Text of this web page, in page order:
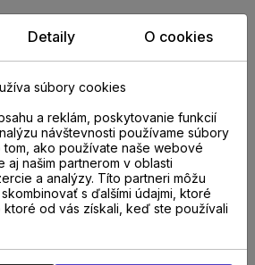
sa s
u nás na
Detaily O cookies
súbory cookies
a reklám, poskytovanie funkcií
návštevnosti používame súbory
ako používate naše webové
aj našim partnerom v oblasti
a analýzy. Títo partneri môžu
s ďalšími údajmi, ktoré
ktoré od vás získali, keď ste používali